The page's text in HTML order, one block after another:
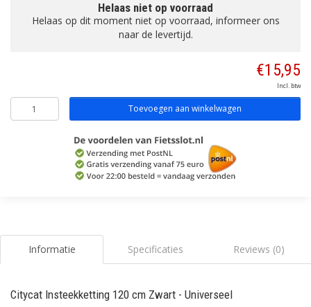
Helaas niet op voorraad
Helaas op dit moment niet op voorraad, informeer ons
naar de levertijd.
€15,95
Incl. btw
Toevoegen aan winkelwagen
Informatie Specificaties Reviews (0)
Citycat Insteekketting 120 cm Zwart - Universeel